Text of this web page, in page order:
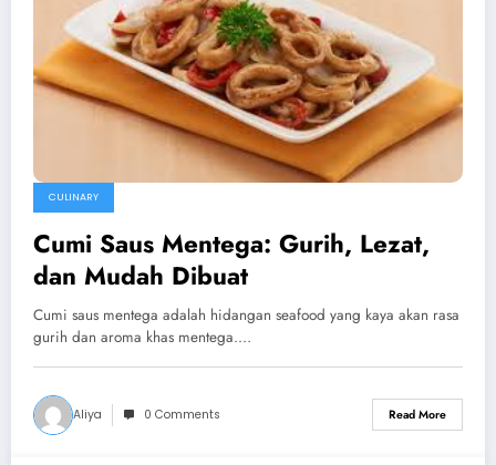
CULINARY
Cumi Saus Mentega: Gurih, Lezat,
dan Mudah Dibuat
Cumi saus mentega adalah hidangan seafood yang kaya akan rasa
gurih dan aroma khas mentega.…
Aliya 0 Comments Read More